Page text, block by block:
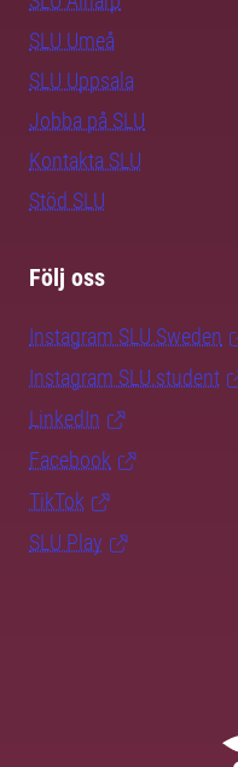
SLU Umeå
SLU Uppsala
Jobba på SLU
Kontakta SLU
Stöd SLU
Följ oss
Instagram SLU.Sweden
Instagram SLU.student
LinkedIn
Facebook
TikTok
SLU Play